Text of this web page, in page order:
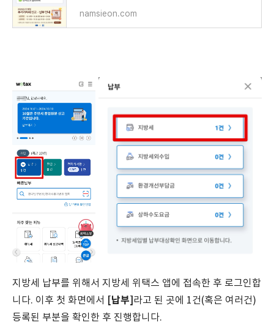
namsieon.com
지방세 납부를 위해서 지방세 위택스 앱에 접속한 후 로그인합
니다. 이후 첫 화면에서 [납부] 라고 된 곳에 1건(혹은 여러건)
등록된 부분을 확인한 후 진행합니다.